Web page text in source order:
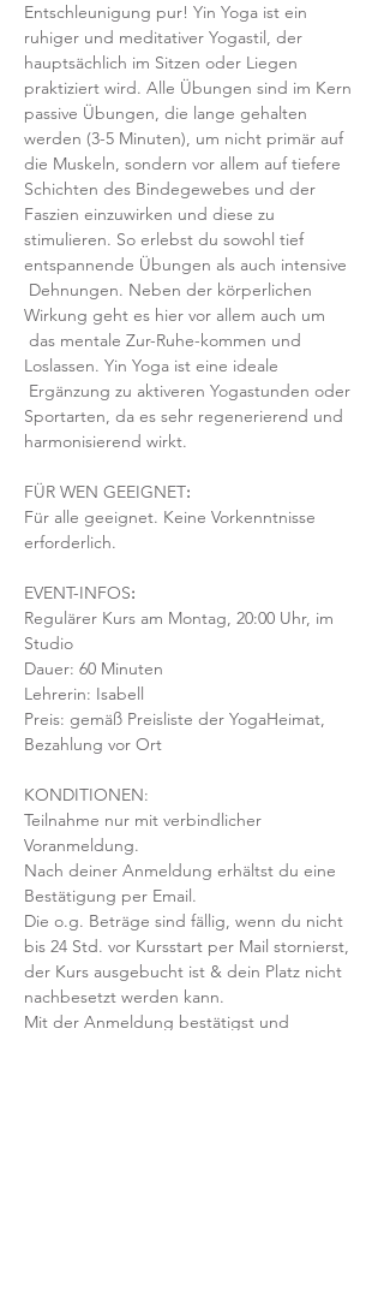
Entschleunigung pur! Yin Yoga ist ein
ruhiger und meditativer Yogastil, der
hauptsächlich im Sitzen oder Liegen
praktiziert wird. Alle Übungen sind im Kern
passive Übungen, die lange gehalten
werden (3-5 Minuten), um nicht primär auf
die Muskeln, sondern vor allem auf tiefere
Schichten des Bindegewebes und der
Faszien einzuwirken und diese zu
stimulieren. So erlebst du sowohl tief
entspannende Übungen als auch intensive
Dehnungen. Neben der körperlichen
Wirkung geht es hier vor allem auch um
das mentale Zur-Ruhe-kommen und
Loslassen. Yin Yoga ist eine ideale
Ergänzung zu aktiveren Yogastunden oder
Sportarten, da es sehr regenerierend und
harmonisierend wirkt.
FÜR WEN GEEIGNET:
Für alle geeignet. Keine Vorkenntnisse
erforderlich.
EVENT-INFOS:
Regulärer Kurs am Montag, 20:00 Uhr, im
Studio
Dauer: 60 Minuten
Lehrerin: Isabell
Preis: gemäß Preisliste der YogaHeimat,
Bezahlung vor Ort
KONDITIONEN:
Teilnahme nur mit verbindlicher
Voranmeldung.
Nach deiner Anmeldung erhältst du eine
Bestätigung per Email.
Die o.g. Beträge sind fällig, wenn du nicht
bis 24 Std. vor Kursstart per Mail stornierst,
der Kurs ausgebucht ist & dein Platz nicht
nachbesetzt werden kann.
Mit der Anmeldung bestätigst und